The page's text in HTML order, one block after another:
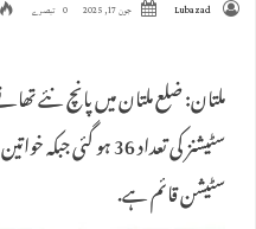
Lubazad جون 17, 2025 0 تبصرے
ملتان: ضلع ملتان میں پانچ نئے
سٹیشنز کی تعداد 36
سٹیشن قائم ہے.